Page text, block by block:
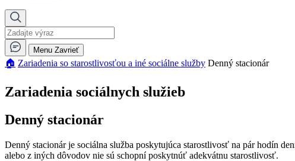
Menu Zavrieť
🏠︎ Zariadenia so starostlivosťou a iné sociálne služby Denný stacionár
Zariadenia sociálnych služieb
Denný stacionár
Denný stacionár je sociálna služba poskytujúca starostlivosť na pár hodín
alebo z iných dôvodov nie sú schopní poskytnúť adekvátnu starostlivosť.